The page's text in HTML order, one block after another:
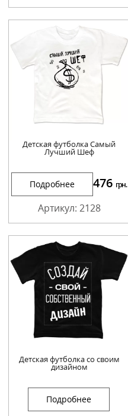
Детская футболка Самый
Лучший Шеф
Подробнее 476 грн.
Артикул: 2128
Детская футболка со своим
дизайном
Подробнее